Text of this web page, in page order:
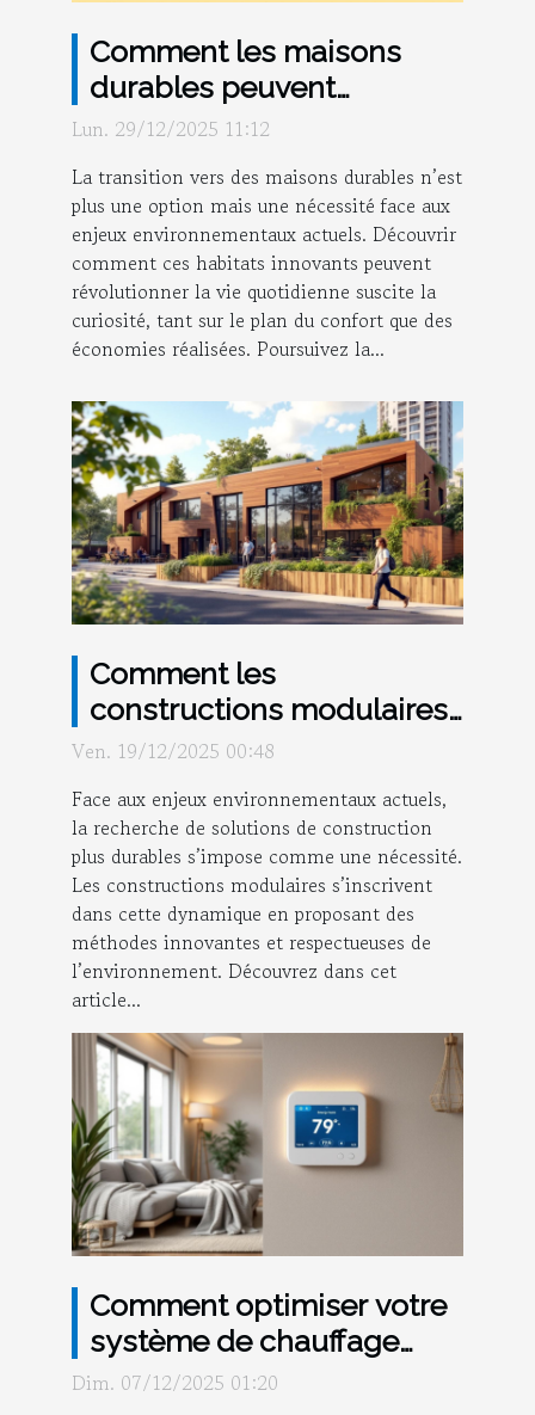
Comment les maisons
durables peuvent
transformer votre
Lun. 29/12/2025 11:12
La transition vers des maisons durables n’est
plus une option mais une nécessité face aux
enjeux environnementaux actuels. Découvrir
comment ces habitats innovants peuvent
révolutionner la vie quotidienne suscite la
curiosité, tant sur le plan du confort que des
économies réalisées. Poursuivez la...
Comment les
constructions modulaires
favorisent-elles une
écologique ?
Ven. 19/12/2025 00:48
Face aux enjeux environnementaux actuels,
la recherche de solutions de construction
plus durables s’impose comme une nécessité.
Les constructions modulaires s’inscrivent
dans cette dynamique en proposant des
méthodes innovantes et respectueuses de
l’environnement. Découvrez dans cet
article...
Comment optimiser votre
système de chauffage
pour économiser de
Dim. 07/12/2025 01:20